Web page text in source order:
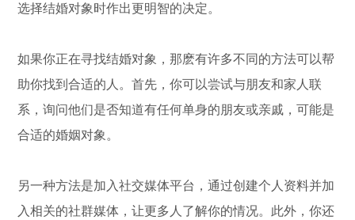
选择结婚对象时作出更明智的决定。
如果你正在寻找结婚对象，那麽有许多不同的方法可以帮
助你找到合适的人。首先，你可以尝试与朋友和家人联
系，询问他们是否知道有任何单身的朋友或亲戚，可能是
合适的婚姻对象。
另一种方法是加入社交媒体平台，通过创建个人资料并加
入相关的社群媒体，让更多人了解你的情况。此外，你还